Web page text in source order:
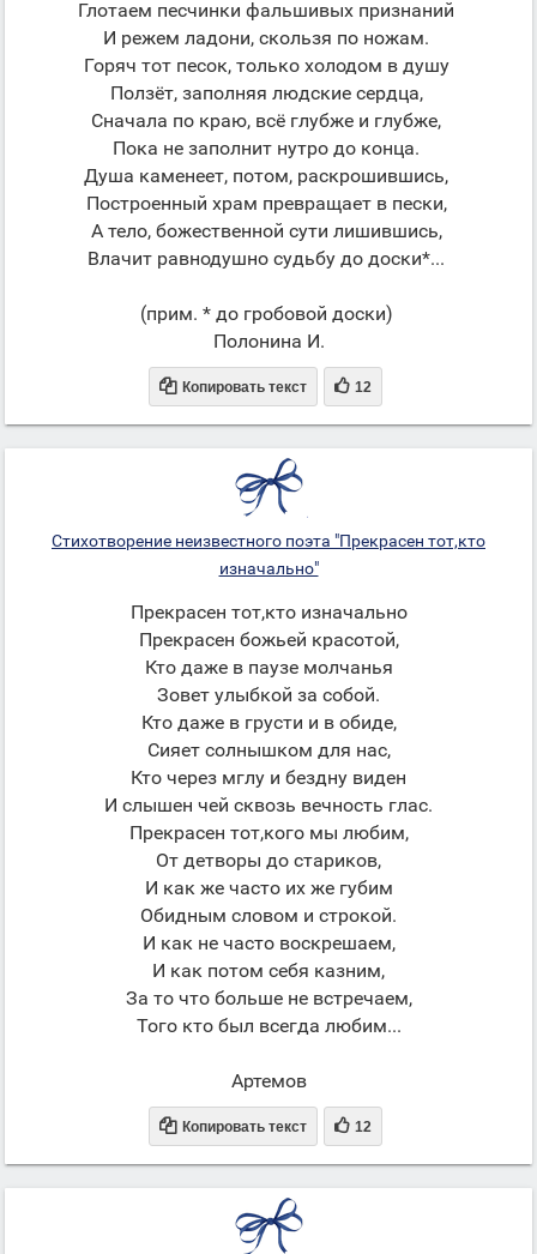
Глотаем песчинки фальшивых признаний
И режем ладони, скользя по ножам.
Горяч тот песок, только холодом в душу
Ползёт, заполняя людские сердца,
Сначала по краю, всё глубже и глубже,
Пока не заполнит нутро до конца.
Душа каменеет, потом, раскрошившись,
Построенный храм превращает в пески,
А тело, божественной сути лишившись,
Влачит равнодушно судьбу до доски*...
(прим. * до гробовой доски)
Полонина И.
 Копировать текст  12
Стихотворение неизвестного поэта "Прекрасен тот,кто
изначально"
Прекрасен тот,кто изначально
Прекрасен божьей красотой,
Кто даже в паузе молчанья
Зовет улыбкой за собой.
Кто даже в грусти и в обиде,
Сияет солнышком для нас,
Кто через мглу и бездну виден
И слышен чей сквозь вечность глас.
Прекрасен тот,кого мы любим,
От детворы до стариков,
И как же часто их же губим
Обидным словом и строкой.
И как не часто воскрешаем,
И как потом себя казним,
За то что больше не встречаем,
Того кто был всегда любим...
Артемов
 Копировать текст  12